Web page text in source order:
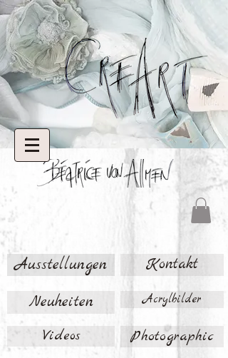
Ausstellungen Kontakt
Neuheiten Acrylbilder
Videos Photographic